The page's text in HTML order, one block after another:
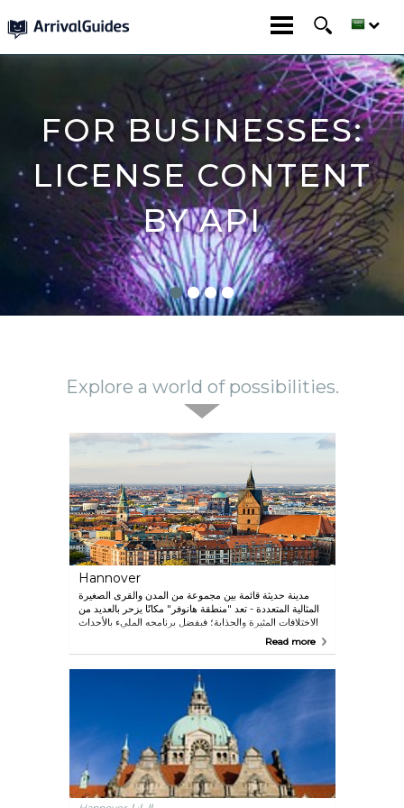
FOR BUSINESSES:
LICENSE CONTENT
BY API
Explore a world of possibilities.
Hannover
مدينة حديثة قائمة بين مجموعة من المدن والقرى الصغيرة
المثالية المتعددة - تعد "منطقة هانوفر" مكانًا يزحر بالعديد من
الاختلافات المثيرة والجذابة؛ فبفضل برنامجه المليء بالأحداث
الكبرى والحفلات الموسيقية المقامة في الهواء الطلق،
الأنشطة الترفيهية التي لا تضاهيها بها أي مدينة أخرى. كما نجد
بحيرة "شتانهودا"، أو سلسلة تلال "ديستر"، أو حصن
"مارينبيرغ" من بين أبرز البقاع السياحية بالمنطقة المحيطة
كن على اتصال معنا! تعرّف على معلومات الأحداث الرئيسية
والسياحية الحالية على الموقع التالي:
www.facebook.com/visithannover
Read more